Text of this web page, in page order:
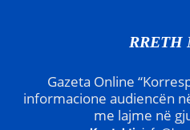
RRETH
Gazeta Online
informacione audiencën
me lajme në